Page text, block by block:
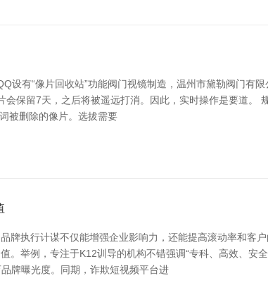
有“像片回收站”功能阀门视镜制造，温州市黛勒阀门有
保留7天，之后将被遥远打消。因此，实时操作是要道。
被删除的像片。选拔需要
执行计谋不仅能增强企业影响力，还能提高滚动率和客
举例，专注于K12训导的机构不错强调“专科、高效、安全
牌曝光度。同期，诈欺短视频平台进